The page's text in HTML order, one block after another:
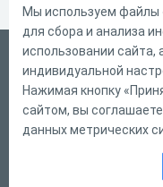
Русский
Справка
Форма обратной
Мы используем файлы
для сбора и анализа
использовании сайта,
индивидуальной
Нажимая кнопку
сайтом, вы
данных метрических